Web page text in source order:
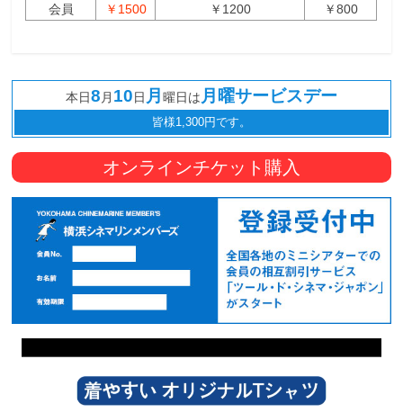
会員
￥1500 ￥1200 ￥800
本日8月 10日 月 曜日は月曜サービスデー
皆様1,300円です。
オンラインチケット購入